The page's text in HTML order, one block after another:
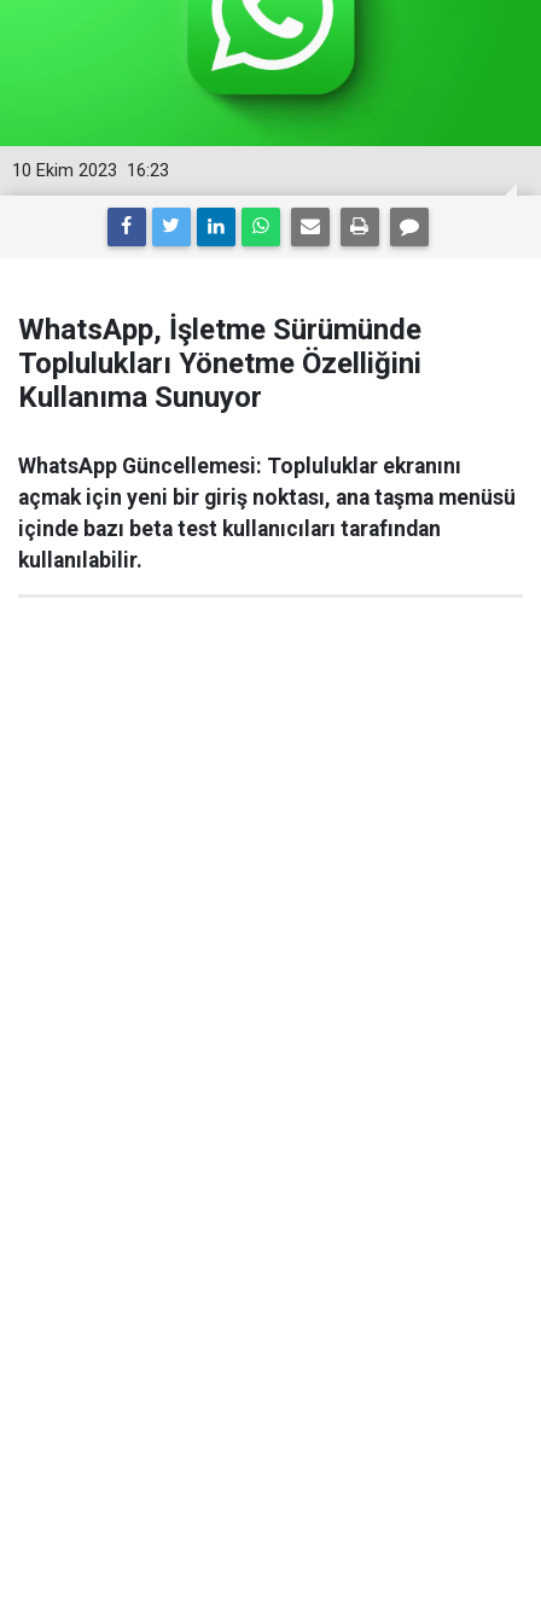
16:23
10 Ekim 2023
WhatsApp, İşletme Sürümünde
Toplulukları Yönetme Özelliğini
Kullanıma Sunuyor
WhatsApp Güncellemesi: Topluluklar ekranını
açmak için yeni bir giriş noktası, ana taşma menüsü
içinde bazı beta test kullanıcıları tarafından
kullanılabilir.